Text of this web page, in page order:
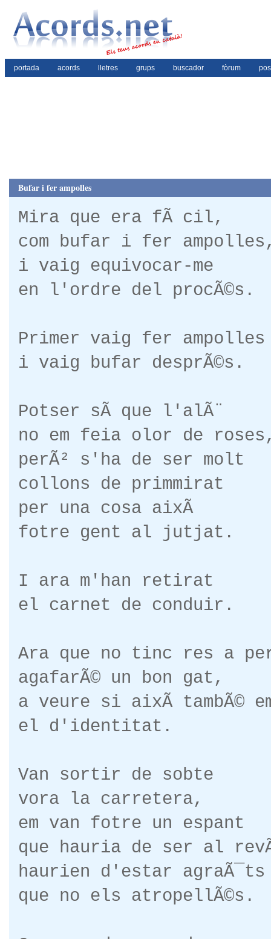
portada acords lletres grups buscador fòrum
Bufar i fer ampolles
Mira que era fÃ cil,
com bufar i fer
i vaig equivocar-me
en l'ordre del procÃ©s.
Primer vaig fer ampolles
i vaig bufar desprÃ©s.
Potser sÃ­ que l'alÃ¨
no em feia olor de
perÃ² s'ha de ser molt
collons de primmirat
per una cosa aixÃ­
fotre gent al jutjat.
I ara m'han retirat
el carnet de conduir.
Ara que no tinc res a
agafarÃ© un bon gat,
a veure si aixÃ­ tambÃ©
el d'identitat.
Van sortir de sobte
vora la carretera,
em van fotre un espant
que hauria de ser al
haurien d'estar agraÃ¯ts
que no els atropellÃ©s.